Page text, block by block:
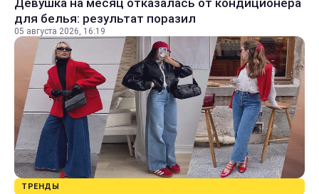
для белья: результат поразил
05 августа 2026, 16:19
ТРЕНДЫ